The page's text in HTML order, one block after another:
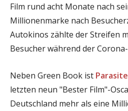
Film rund acht Monate nach
Millionenmarke nach
Autokinos zählte der Streifen
Besucher während der
Neben Green Book ist Parasite
letzten neun "Bester Film"-
Deutschland mehr als eine